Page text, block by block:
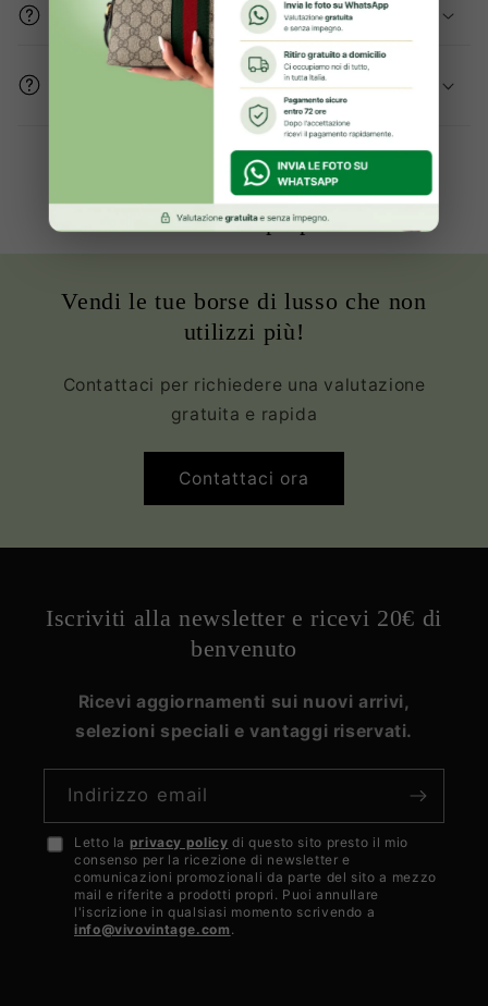
Gli articoli sono originali?
Come mi assicurate che le condizioni del
Oltre 2000+ clienti Soddisfatte ed
Innamorate della propria borsa
Vendi le tue borse di lusso che non
utilizzi più!
Contattaci per richiedere una valutazione
gratuita e rapida
Contattaci ora
Iscriviti alla newsletter e ricevi 20€ di
benvenuto
Ricevi aggiornamenti sui nuovi arrivi,
selezioni speciali e vantaggi riservati.
Indirizzo email
Accetto
privacy
policy
Letto la privacy policy di questo sito presto il mio
consenso per la ricezione di newsletter e
comunicazioni promozionali da parte del sito a mezzo
mail e riferite a prodotti propri. Puoi annullare
l'iscrizione in qualsiasi momento scrivendo a
info@vivovintage.com .